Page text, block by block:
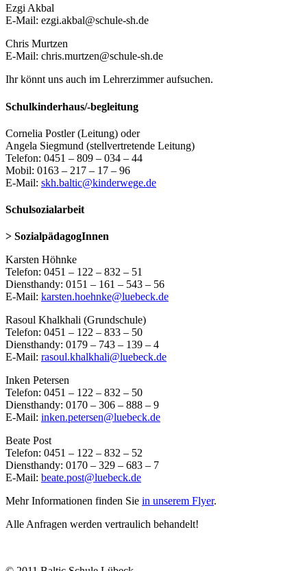
Ezgi Akbal
E-Mail: ezgi.akbal@schule-sh.de
Chris Murtzen
E-Mail: chris.murtzen@schule-sh.de
Ihr könnt uns auch im Lehrerzimmer aufsuchen.
Schulkinderhaus/-begleitung
Cornelia Postler (Leitung) oder
Angela Siegmund (stellvertretende Leitung)
Telefon: 0451 – 809 – 034 – 44
Mobil: 0163 – 217 – 17 – 96
E-Mail: skh.baltic@kinderwege.de
Schulsozialarbeit
> SozialpädagogInnen
Karsten Höhnke
Telefon: 0451 – 122 – 832 – 51
Diensthandy: 0151 – 161 – 543 – 56
E-Mail: karsten.hoehnke@luebeck.de
Rasoul Khalkhali (Grundschule)
Telefon: 0451 – 122 – 833 – 50
Diensthandy: 0179 – 743 – 139 – 4
E-Mail: rasoul.khalkhali@luebeck.de
Inken Petersen
Telefon: 0451 – 122 – 832 – 50
Diensthandy: 0170 – 306 – 888 – 9
E-Mail: inken.petersen@luebeck.de
Beate Post
Telefon: 0451 – 122 – 832 – 52
Diensthandy: 0170 – 329 – 683 – 7
E-Mail: beate.post@luebeck.de
Mehr Informationen finden Sie in unserem Flyer.
Alle Anfragen werden vertraulich behandelt!